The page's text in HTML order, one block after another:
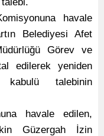
havale
Belediyesi Afet
Görev ve
edilerek yeniden
kabulü talebinin
havale edilen,
Güzergah İzin